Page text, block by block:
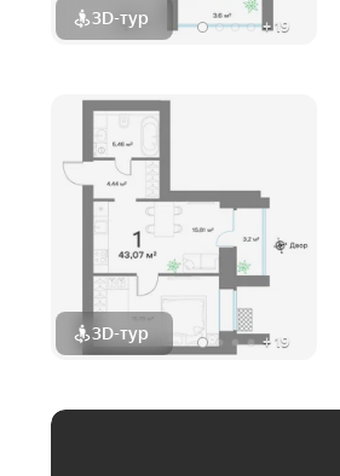
3D-тур +19
3D-тур + 19